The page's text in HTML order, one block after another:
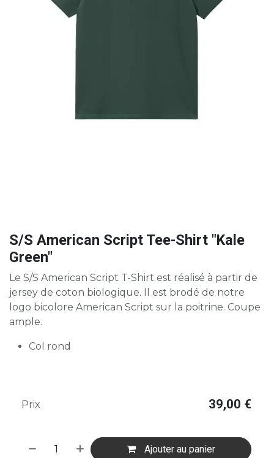
S/S American Script Tee-Shirt "Kale
Green"
Le S/S American Script T-Shirt est réalisé à partir de
jersey de coton biologique. Il est brodé de notre
logo bicolore American Script sur la poitrine. Coupe
ample.
Col rond
Ajouter au panier
Prix 39,00 €